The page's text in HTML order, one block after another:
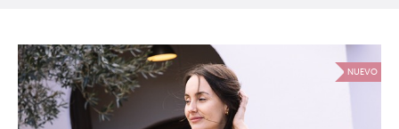
NUEVO